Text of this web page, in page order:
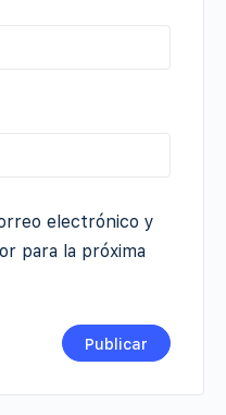
electrónico y
para la próxima